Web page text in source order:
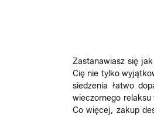
Zastanawiasz się
Cię nie tylko
siedzenia łatwo
wieczornego
Co więcej, zakup